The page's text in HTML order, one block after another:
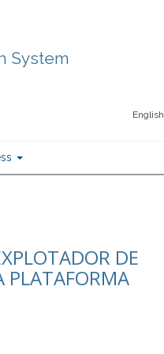
System
English
DE
PLATAFORMA